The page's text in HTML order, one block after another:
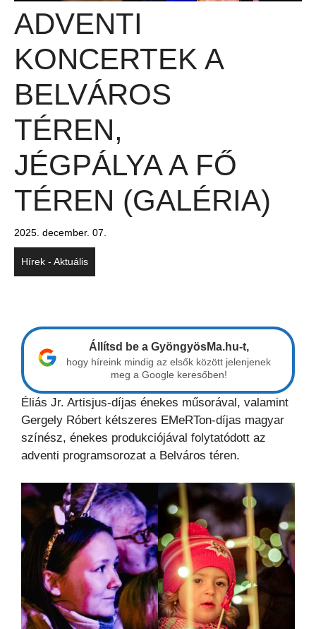
ADVENTI
KONCERTEK A
BELVÁROS
TÉREN,
JÉGPÁLYA A FŐ
TÉREN (GALÉRIA)
2025. december. 07.
Hírek - Aktuális
Állítsd be a GyöngyösMa.hu-t,
hogy híreink mindig az elsők között jelenjenek
meg a Google keresőben!
Éliás Jr. Artisjus-díjas énekes műsorával, valamint
Gergely Róbert kétszeres EMeRTon-díjas magyar
színész, énekes produkciójával folytatódott az
adventi programsorozat a Belváros téren.